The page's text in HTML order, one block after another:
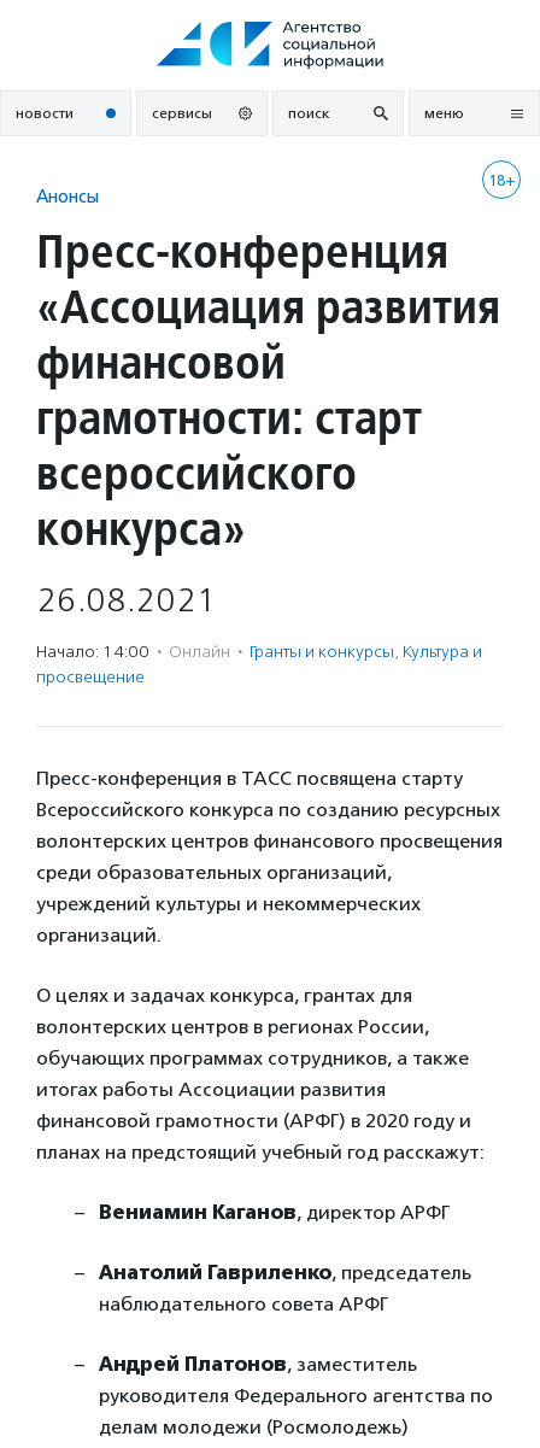
новости сервисы поиск меню
18+
Анонсы
Пресс-конференция
«Ассоциация развития
финансовой
грамотности: старт
всероссийского
конкурса»
26.08.2021
Начало: 14:00 · Онлайн · Гранты и конкурсы, Культура и
просвещение
Пресс-конференция в ТАСС посвящена старту
Всероссийского конкурса по созданию ресурсных
волонтерских центров финансового просвещения
среди образовательных организаций,
учреждений культуры и некоммерческих
организаций.
О целях и задачах конкурса, грантах для
волонтерских центров в регионах России,
обучающих программах сотрудников, а также
итогах работы Ассоциации развития
финансовой грамотности (АРФГ) в 2020 году и
планах на предстоящий учебный год расскажут:
Вениамин Каганов, директор АРФГ
Анатолий Гавриленко, председатель
наблюдательного совета АРФГ
Андрей Платонов, заместитель
руководителя Федерального агентства по
делам молодежи (Росмолодежь)